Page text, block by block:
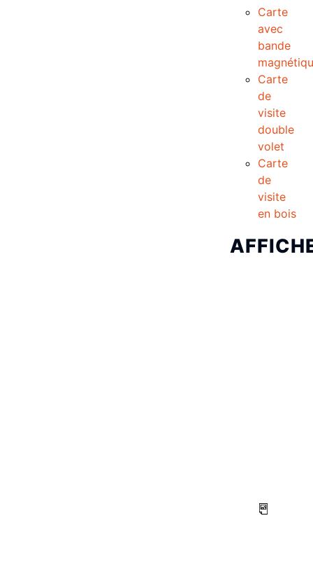
Carte
avec
bande
Carte
de
visite
double
volet
Carte
de
visite
en bois